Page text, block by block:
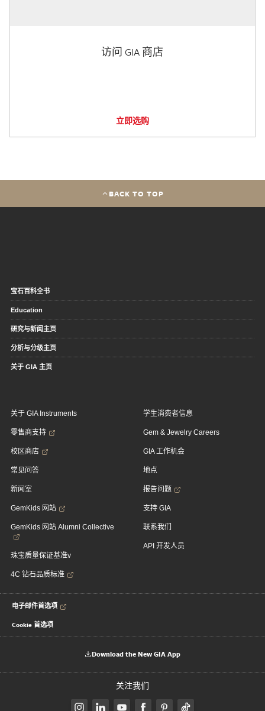
访问 GIA 商店
立即选购
BACK TO TOP
宝石百科全书
Education
研究与新闻主页
分析与分级主页
关于 GIA 主页
关于 GIA Instruments
零售商支持
校区商店
常见问答
新闻室
GemKids 网站
GemKids 网站 Alumni Collective
珠宝质量保证基准v
4C 钻石品质标准
学生消费者信息
Gem & Jewelry Careers
GIA 工作机会
地点
报告问题
支持 GIA
联系我们
API 开发人员
电子邮件首选项
Cookie 首选项
Download the New GIA App
关注我们